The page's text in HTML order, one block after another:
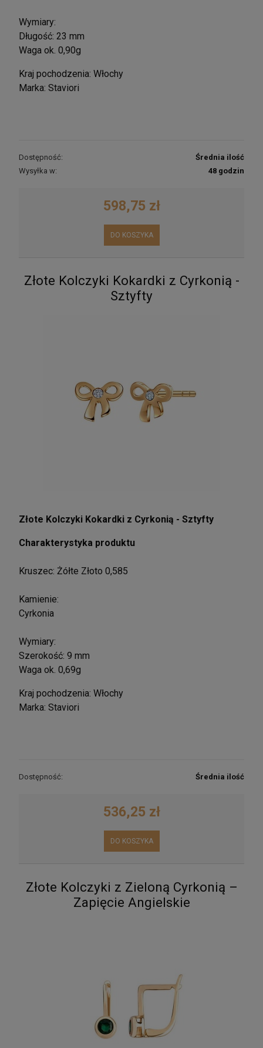
Wymiary:
Długość: 23 mm
Waga ok. 0,90g
Kraj pochodzenia: Włochy
Marka: Staviori
Dostępność:
Średnia ilość
Wysyłka w:
48 godzin
598,75 zł
DO KOSZYKA
Złote Kolczyki Kokardki z Cyrkonią -
Sztyfty
Złote Kolczyki Kokardki z Cyrkonią - Sztyfty
Charakterystyka produktu
Kruszec: Żółte Złoto 0,585
Kamienie:
Cyrkonia
Wymiary:
Szerokość: 9 mm
Waga ok. 0,69g
Kraj pochodzenia: Włochy
Marka: Staviori
Dostępność: Średnia ilość
536,25 zł
DO KOSZYKA
Złote Kolczyki z Zieloną Cyrkonią –
Zapięcie Angielskie